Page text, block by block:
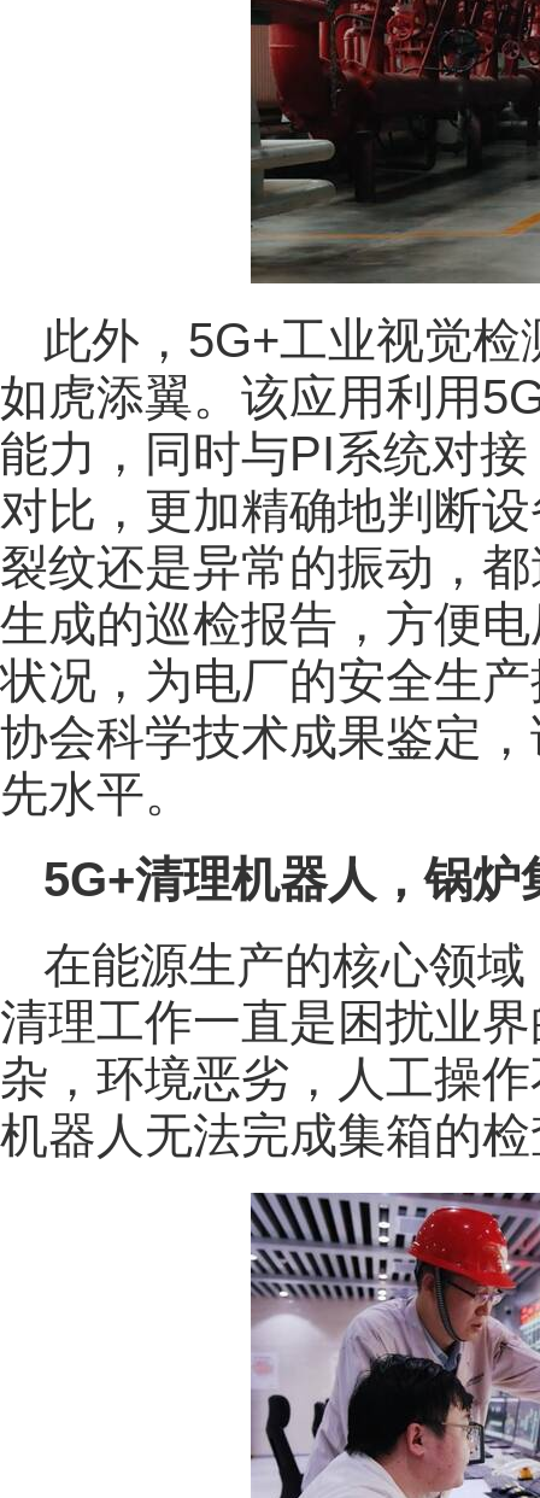
此外，5G+工业视觉
如虎添翼。该应用利用
能力，同时与PI系统对
对比，更加精确地判断
裂纹还是异常的振动，
生成的巡检报告，方便
状况，为电厂的安全生
协会科学技术成果鉴定
先水平。
5G+清理机器人，锅
在能源生产的核心领
清理工作一直是困扰业
杂，环境恶劣，人工操
机器人无法完成集箱的